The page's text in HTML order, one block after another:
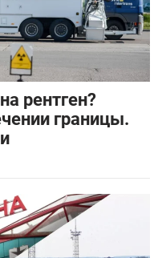
рентген?
границы.